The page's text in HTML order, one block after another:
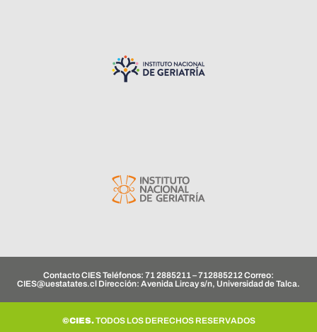
Contacto CIES Teléfonos: 71 2885211 – 712885212 Correo:
CIES@uestatates.cl Dirección: Avenida Lircay s/n, Universidad de Talca.
©CIES.TODOS LOS DERECHOS RESERVADOS